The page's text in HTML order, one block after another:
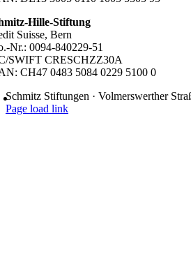
Hille-Stiftung
Suisse, Bern
Nr.: 0094-840229-51
SWIFT CRESCHZZ30A
CH47 0483 5084 0229 5100 0
Schmitz Stiftungen · Volmerswerther
Page load link